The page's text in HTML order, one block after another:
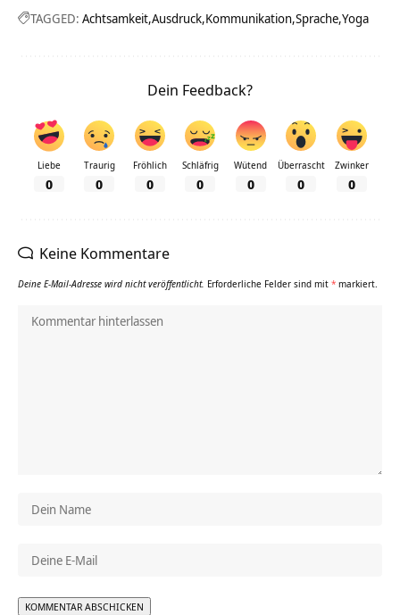
TAGGED: Achtsamkeit Ausdruck Kommunikation Sprache Yoga
Dein Feedback?
Liebe
0
Traurig
0
Fröhlich
0
Schläfrig
0
Wütend
0
Überrascht
0
Zwinker
0
Keine Kommentare
Deine E-Mail-Adresse wird nicht veröffentlicht. Erforderliche Felder sind mit * markiert.